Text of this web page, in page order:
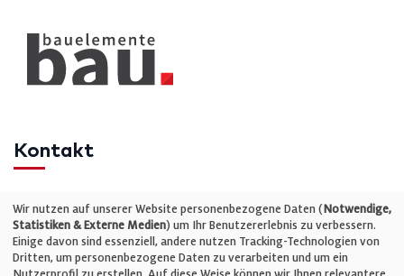
Kontakt
Telefon: +49 (0)711 2585563-0
E-Mail:info@bauelemente-bau.eu
Wir nutzen auf unserer Website personenbezogene Daten (Notwendige,
Statistiken & Externe Medien) um Ihr Benutzererlebnis zu verbessern.
Einige davon sind essenziell, andere nutzen Tracking-Technologien von
Dritten, um personenbezogene Daten zu verarbeiten und um ein